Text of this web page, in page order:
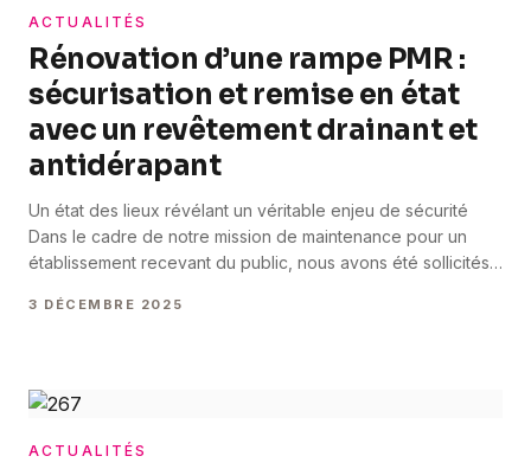
ACTUALITÉS
Rénovation d’une rampe PMR :
sécurisation et remise en état
avec un revêtement drainant et
antidérapant
Un état des lieux révélant un véritable enjeu de sécurité
Dans le cadre de notre mission de maintenance pour un
établissement recevant du public, nous avons été sollicités
dégradée : surface instable, zones glissantes, usure
3 DÉCEMBRE 2025
ACTUALITÉS